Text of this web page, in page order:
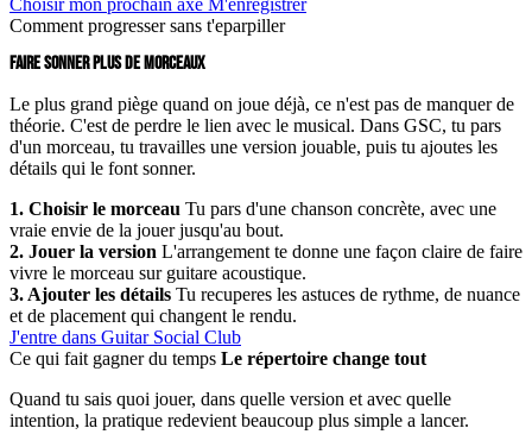
Choisir mon prochain axe M'enregistrer
Comment progresser sans t'eparpiller
FAIRE SONNER PLUS DE MORCEAUX
Le plus grand piège quand on joue déjà, ce n'est pas de manquer de
théorie. C'est de perdre le lien avec le musical. Dans GSC, tu pars
d'un morceau, tu travailles une version jouable, puis tu ajoutes les
détails qui le font sonner.
1. Choisir le morceau Tu pars d'une chanson concrète, avec une
vraie envie de la jouer jusqu'au bout.
2. Jouer la version L'arrangement te donne une façon claire de faire
vivre le morceau sur guitare acoustique.
3. Ajouter les détails Tu recuperes les astuces de rythme, de nuance
et de placement qui changent le rendu.
J'entre dans Guitar Social Club
Ce qui fait gagner du temps Le répertoire change tout
Quand tu sais quoi jouer, dans quelle version et avec quelle
intention, la pratique redevient beaucoup plus simple a lancer.